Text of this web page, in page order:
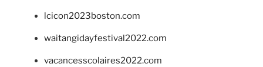
lcicon2023boston.com
waitangidayfestival2022.com
vacancesscolaires2022.com